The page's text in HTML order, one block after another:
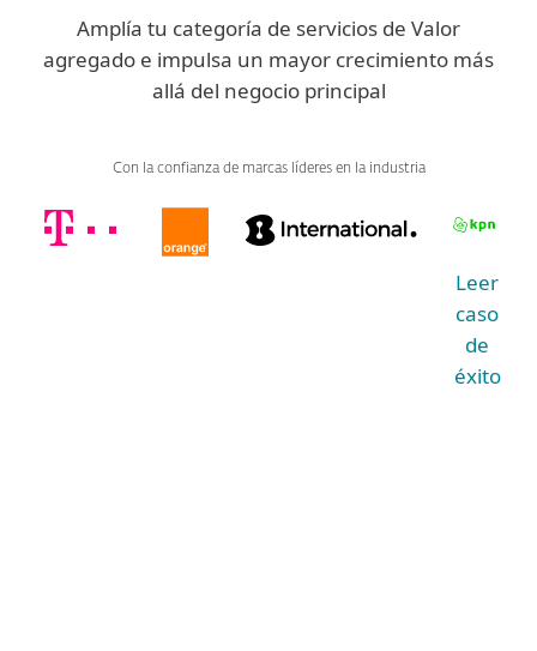
Amplía tu categoría de servicios de Valor
agregado e impulsa un mayor crecimiento más
allá del negocio principal
Con la confianza de marcas líderes en la industria
Leer
caso
de
éxito